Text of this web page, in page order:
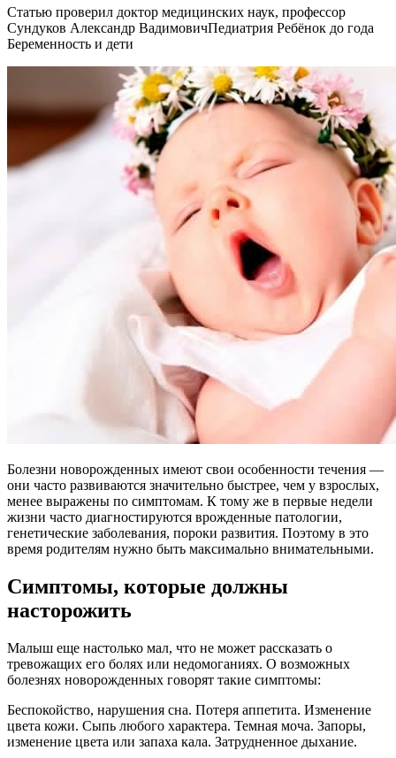
Статью проверил доктор медицинских наук, профессор
Сундуков Александр ВадимовичПедиатрия Ребёнок до года
Беременность и дети
Болезни новорожденных имеют свои особенности течения —
они часто развиваются значительно быстрее, чем у взрослых,
менее выражены по симптомам. К тому же в первые недели
жизни часто диагностируются врожденные патологии,
генетические заболевания, пороки развития. Поэтому в это
время родителям нужно быть максимально внимательными.
Симптомы, которые должны
насторожить
Малыш еще настолько мал, что не может рассказать о
тревожащих его болях или недомоганиях. О возможных
болезнях новорожденных говорят такие симптомы:
Беспокойство, нарушения сна. Потеря аппетита. Изменение
цвета кожи. Сыпь любого характера. Темная моча. Запоры,
изменение цвета или запаха кала. Затрудненное дыхание.